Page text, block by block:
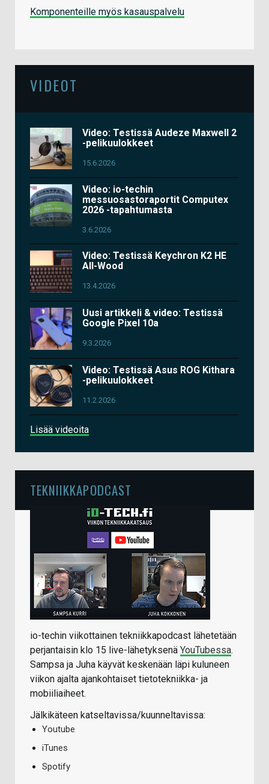
Komponenteille myös kasauspalvelu
VIDEOT
Video: Testissä Audeze Maxwell 2
-pelikuulokkeet
15.6.2026
Video: io-techin
messuosastoraportit Computex
2026 -tapahtumasta
3.6.2026
Video: Testissä Keychron K2 HE
All-Wood
13.4.2026
Uusi artikkeli & video: Testissä
Google Pixel 10a
9.3.2026
Video: Testissä Asus ROG Kithara
-pelikuulokkeet
11.2.2026
Lisää videoita
TEKNIIKKAPODCAST
io-techin viikottainen tekniikkapodcast lähetetään
perjantaisin klo 15 live-lähetyksenä YouTubessa.
Sampsa ja Juha käyvät keskenään läpi kuluneen
viikon ajalta ajankohtaiset tietotekniikka- ja
mobiiliaiheet.
Jälkikäteen katseltavissa/kuunneltavissa:
Youtube
iTunes
Spotify